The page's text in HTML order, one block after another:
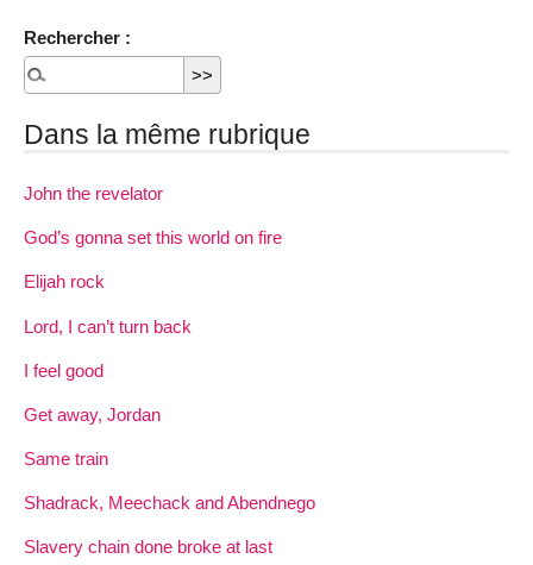
Rechercher :
Dans la même rubrique
John the revelator
God’s gonna set this world on fire
Elijah rock
Lord, I can’t turn back
I feel good
Get away, Jordan
Same train
Shadrack, Meechack and Abendnego
Slavery chain done broke at last